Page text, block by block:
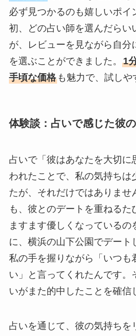
必ず見つかるのも嬉しいポイ
初、どの占い師を選んだらい
が、レビューを見ながら自分
を選ぶことができました。 1
手頃な価格も魅力で、試しや
体験談：占いで感じた彼
占いで「彼はあなたを大切に
われたことで、私の気持ちは
たが、それだけではありませ
も、彼とのデートを重ねるた
ますます優しくなっているの
に、横浜の山下公園でデート
私の手を握りながら「いつも
い」と言ってくれたんです。
いがまた的中したことを確信
占いを通じて、彼の気持ちを